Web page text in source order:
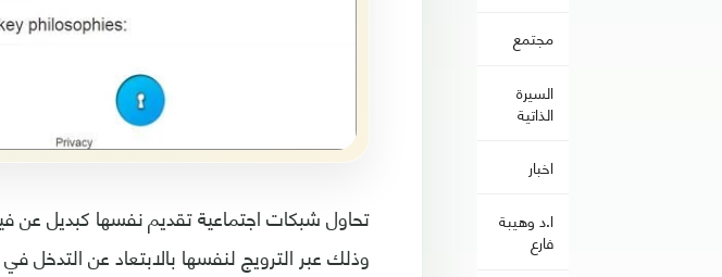
مجتمع
السيرة
الذاتية
اخبار
ا.د وهيبة
فارع
تحاول شبكات اجتماعية تقديم نفسها كبديل عن
وذلك عبر الترويج لنفسها بالابتعاد عن